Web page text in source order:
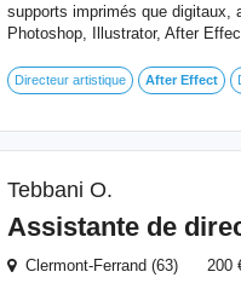
supports imprimés que digitaux,
Photoshop, Illustrator, After
Directeur artistique After Effect
Tebbani O.
Assistante de
Clermont-Ferrand (63) 200